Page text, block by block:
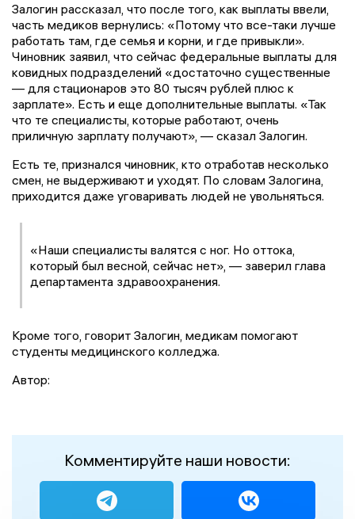
Залогин рассказал, что после того, как выплаты ввели,
часть медиков вернулись: «Потому что все-таки лучше
работать там, где семья и корни, и где привыкли».
Чиновник заявил, что сейчас федеральные выплаты для
ковидных подразделений «достаточно существенные
— для стационаров это 80 тысяч рублей плюс к
зарплате». Есть и еще дополнительные выплаты. «Так
что те специалисты, которые работают, очень
приличную зарплату получают», — сказал Залогин.
Есть те, признался чиновник, кто отработав несколько
смен, не выдерживают и уходят. По словам Залогина,
приходится даже уговаривать людей не увольняться.
«Наши специалисты валятся с ног. Но оттока,
который был весной, сейчас нет», — заверил глава
департамента здравоохранения.
Кроме того, говорит Залогин, медикам помогают
студенты медицинского колледжа.
Автор:
Комментируйте наши новости: